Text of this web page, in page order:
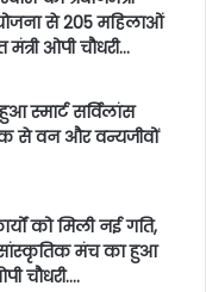
से 205 महिलाओं
ओपी चौधरी…
स्मार्ट सर्विलांस
से वन और वन्यजीवों
को मिली नई गति,
मंच का हुआ
चौधरी….